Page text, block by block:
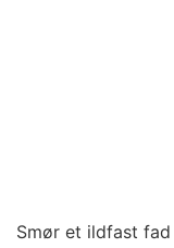
Smør et ildfast